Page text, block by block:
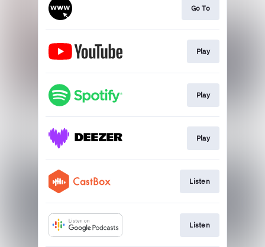
Go To
Play
Play
Play
Listen
Listen